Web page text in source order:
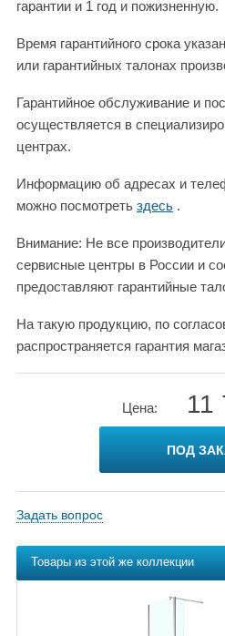
гарантии и 1 год и пожизненную.
Время гарантийного срока
или гарантийных талонах
Гарантийное обслуживание и
осуществляется в
центрах.
Информацию об адресах и
можно посмотреть здесь .
Внимание: Не все
сервисные центры в России и
предоставляют гарантийные
На такую продукцию, по
распространяется гарантия
Цена: 11
ПОД
Задать вопрос
Товары из этой же коллекции